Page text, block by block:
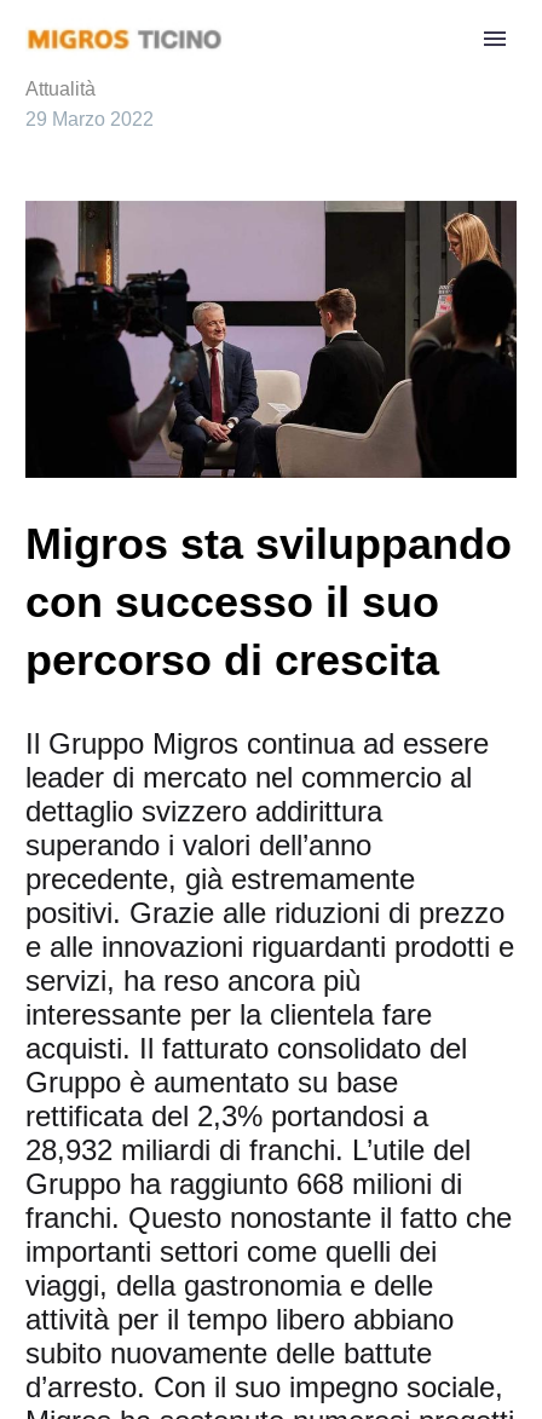
Attualità
29 Marzo 2022
Migros sta sviluppando
con successo il suo
percorso di crescita
Il Gruppo Migros continua ad essere
leader di mercato nel commercio al
dettaglio svizzero addirittura
superando i valori dell’anno
precedente, già estremamente
positivi. Grazie alle riduzioni di prezzo
e alle innovazioni riguardanti prodotti e
servizi, ha reso ancora più
interessante per la clientela fare
acquisti. Il fatturato consolidato del
Gruppo è aumentato su base
rettificata del 2,3% portandosi a
28,932 miliardi di franchi. L’utile del
Gruppo ha raggiunto 668 milioni di
franchi. Questo nonostante il fatto che
importanti settori come quelli dei
viaggi, della gastronomia e delle
attività per il tempo libero abbiano
subito nuovamente delle battute
d’arresto. Con il suo impegno sociale,